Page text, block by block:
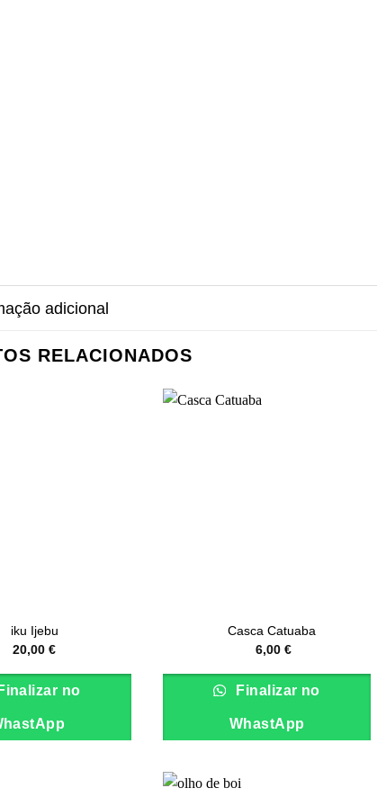
adicional
RELACIONADOS
iku Ijebu
20,00€
Finalizar no
Casca Catuaba
6,00€
Finalizar no
WhastApp